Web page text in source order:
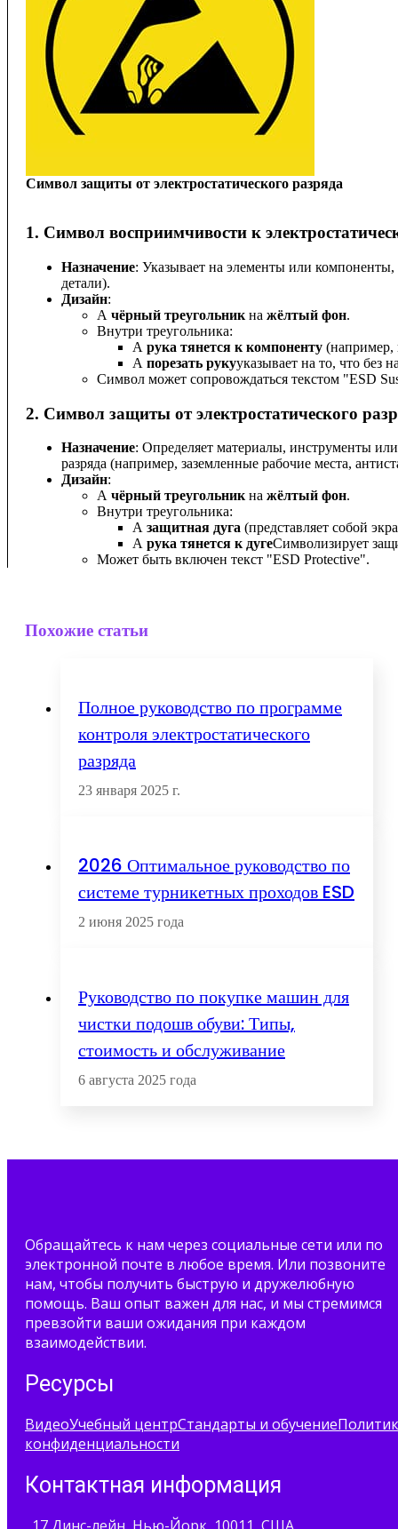
Символ защиты от электростатического разряда
1. Символ восприимчивости к
Назначение: Указывает на элементы или компоненты,
детали).
Дизайн:
A чёрный треугольник на жёлтый фон.
Внутри треугольника:
A рука тянется к компоненту (например,
A порезать рукууказывает на то, что без
Символ может сопровождаться текстом "ESD
2. Символ защиты от электростатического
Назначение: Определяет материалы, инструменты
разряда (например, заземленные рабочие места,
Дизайн:
A чёрный треугольник на жёлтый фон.
Внутри треугольника:
A защитная дуга (представляет собой
A рука тянется к дугеСимволизирует
Может быть включен текст "ESD Protective".
Похожие статьи
Полное руководство по программе
контроля электростатического
разряда
23 января 2025 г.
2026 Оптимальное руководство по
системе турникетных проходов ESD
2 июня 2025 года
Руководство по покупке машин для
чистки подошв обуви: Типы,
стоимость и обслуживание
6 августа 2025 года
Обращайтесь к нам через социальные сети или по
электронной почте в любое время. Или позвоните
нам, чтобы получить быструю и дружелюбную
помощь. Ваш опыт важен для нас, и мы стремимся
превзойти ваши ожидания при каждом
взаимодействии.
Ресурсы
ВидеоУчебный центрСтандарты и обучение
конфиденциальности
Контактная информация